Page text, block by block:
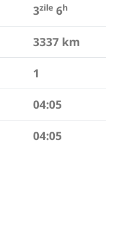
3zile 6h
3337 km
1
04:05
04:05